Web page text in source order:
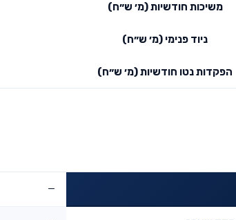
משיכות חודשיות (מ׳ ש״ח)
ניוד פנימי (מ׳ ש״ח)
הפקדות נטו חודשיות (מ׳ ש״ח)
—